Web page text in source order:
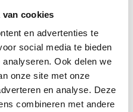
van cookies
en advertenties te
social media te bieden
Ook delen we
onze site met onze
en analyse. Deze
combineren met andere